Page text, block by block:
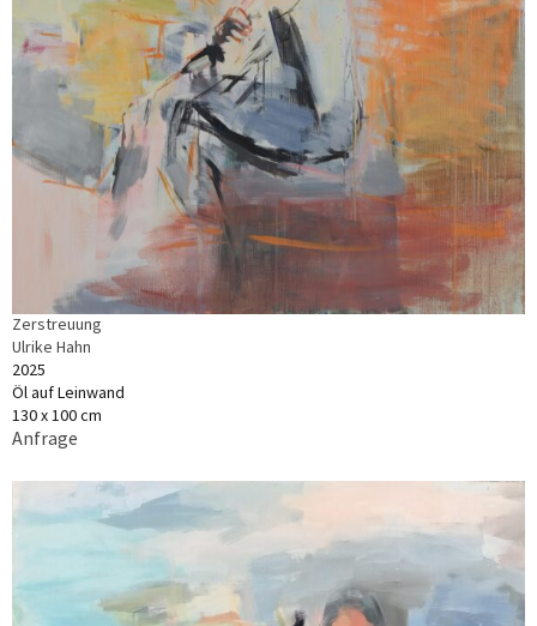
Zerstreuung
Ulrike Hahn
2025
Öl auf Leinwand
130 x 100 cm
Anfrage